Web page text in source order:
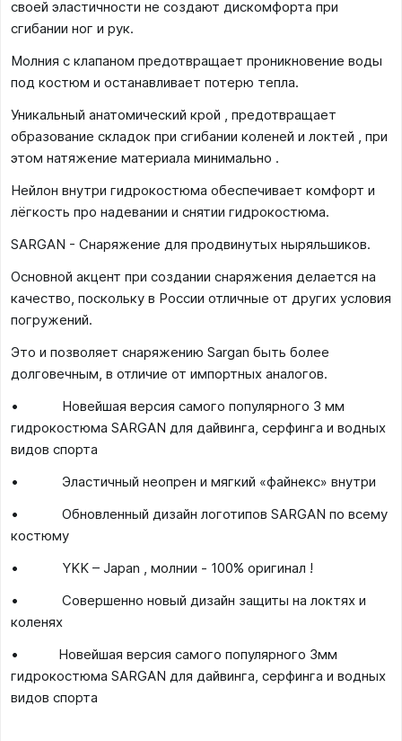
своей эластичности не создают дискомфорта при
сгибании ног и рук.
Молния с клапаном предотвращает проникновение воды
под костюм и останавливает потерю тепла.
Уникальный анатомический крой , предотвращает
образование складок при сгибании коленей и локтей , при
этом натяжение материала минимально .
Нейлон внутри гидрокостюма обеспечивает комфорт и
лёгкость про надевании и снятии гидрокостюма.
SARGAN - Снаряжение для продвинутых ныряльшиков.
Основной акцент при создании снаряжения делается на
качество, поскольку в России отличные от других условия
погружений.
Это и позволяет снаряжению Sargan быть более
долговечным, в отличие от импортных аналогов.
• Новейшая версия самого популярного 3 мм
гидрокостюма SARGAN для дайвинга, серфинга и водных
видов спорта
• Эластичный неопрен и мягкий «файнекс» внутри
• Обновленный дизайн логотипов SARGAN по всему
костюму
• YKK – Japan , молнии - 100% оригинал !
• Совершенно новый дизайн защиты на локтях и
коленях
• Новейшая версия самого популярного 3мм
гидрокостюма SARGAN для дайвинга, серфинга и водных
видов спорта